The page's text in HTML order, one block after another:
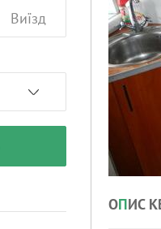
Виїзд
ОПИС